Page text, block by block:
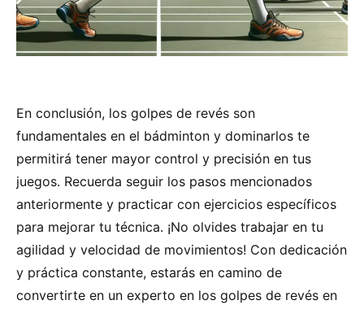
En conclusión, los golpes de revés son
fundamentales en el bádminton y dominarlos te
permitirá tener mayor control y precisión en tus
juegos. Recuerda seguir los pasos mencionados
anteriormente y practicar con ejercicios específicos
para mejorar tu técnica. ¡No olvides trabajar en tu
agilidad y velocidad de movimientos! Con dedicación
y práctica constante, estarás en camino de
convertirte en un experto en los golpes de revés en